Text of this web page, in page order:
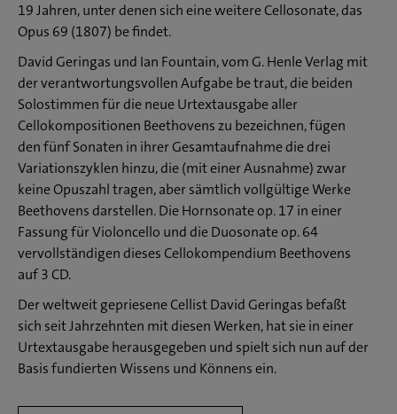
2 für Violoncello und Klavier
CD 3 Tr. 1 Ludwig van Beethoven: Sonate Es-Dur op. 64 für
Violoncello und Klavier
CD 3 Tr. 7 Ludwig van Beethoven: 12 Variationen über ein
Thema aus dem Oratorium 'Judas Maccabäus' von
G.F.Händel G-Dur WoO 45 für Violoncello und Klavier
CD 3 Tr. 20 Ludwig van Beethoven: Sieben Variationen
über »Bei Männern, welche Liebe fühlen« aus »Die
Zauberflöte« Es-Dur WoO 46 für Violoncello und Klavier
CD 3 Tr. 28 Ludwig van Beethoven: 12 Variationen über
'Ein Mädchen oder Weibchen' aus Mozarts 'Die
Zauberflöte' F-Dur op. 66 für Klavier und Violoncello
19 Jahren, unter denen sich eine weitere Cellosonate, das
Opus 69 (1807) be­ findet.
David Geringas und Ian Fountain, vom G. Henle Verlag mit
der verantwortungsvollen Aufgabe be­ traut, die beiden
Solostimmen für die neue Urtextausgabe aller
Cellokompositionen Beethovens zu bezeichnen, fügen
den fünf Sonaten in ihrer Gesamtaufnahme die drei
Variationszyklen hinzu, die (mit einer Ausnahme) zwar
keine Opuszahl tragen, aber sämtlich vollgültige Werke
Beethovens darstellen. Die Hornsonate op. 17 in einer
Fassung für Violoncello und die Duosonate op. 64
vervollständigen dieses Cellokompendium Beethovens
auf 3 CD.
Der weltweit gepriesene Cellist David Geringas befaßt
sich seit Jahrzehnten mit diesen Werken, hat sie in einer
Urtextausgabe herausgegeben und spielt sich nun auf der
Basis fundierten Wissens und Könnens ein.